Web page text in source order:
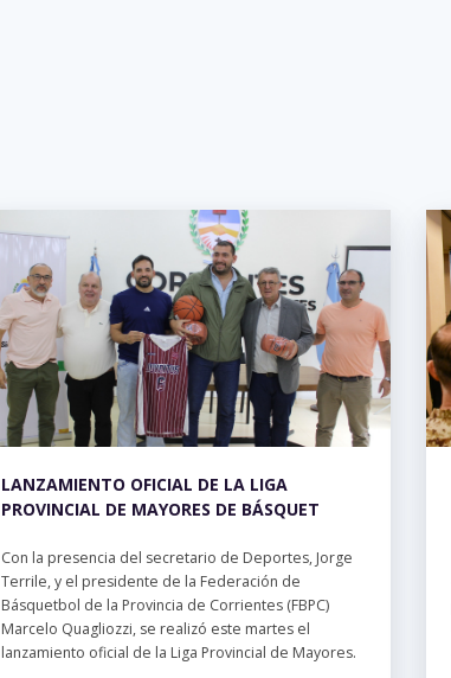
LANZAMIENTO OFICIAL DE LA LIGA
PROVINCIAL DE MAYORES DE BÁSQUET
Con la presencia del secretario de Deportes, Jorge
Terrile, y el presidente de la Federación de
Básquetbol de la Provincia de Corrientes (FBPC)
Marcelo Quagliozzi, se realizó este martes el
lanzamiento oficial de la Liga Provincial de Mayores.